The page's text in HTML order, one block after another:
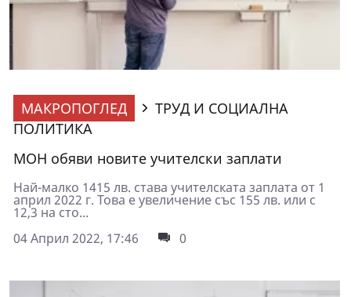
МАКРОПОГЛЕД
ТРУД И СОЦИАЛНА
ПОЛИТИКА
МОН обяви новите учителски заплати
Най-малко 1415 лв. става учителската заплата от 1
април 2022 г. Това е увеличение със 155 лв. или с
12,3 на сто...
04 Април 2022, 17:46
0